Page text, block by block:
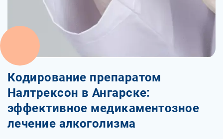
Кодирование препаратом
Налтрексон в Ангарске:
эффективное медикаментозное
лечение алкоголизма